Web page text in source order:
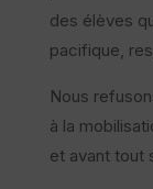
des élèves
pacifique,
Nous
à la
et avant tout